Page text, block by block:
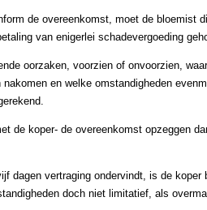
de overeenkomst, moet de
van enigerlei schadevergoeding
oorzaken, voorzien of onvoorzien,
en welke omstandigheden
de koper- de overeenkomst opzeggen
dagen vertraging ondervindt, is de
doch niet limitatief, als